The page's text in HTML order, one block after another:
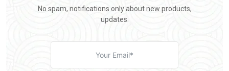
No spam, notifications only about new products,
updates.